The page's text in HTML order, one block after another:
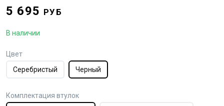
5 695 РУБ
В наличии
Цвет
Серебристый
Черный
Комплектация втулок